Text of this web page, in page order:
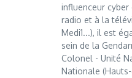
influenceur cyber
radio et à la
Medi1...), il est
sein de la
Colonel - Unité
Nationale